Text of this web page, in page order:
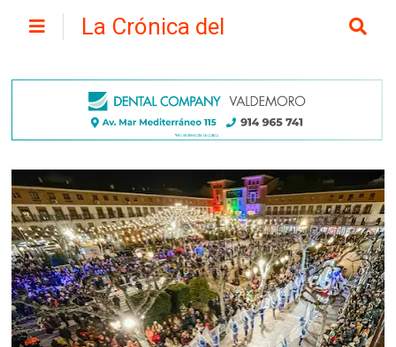
La Crónica del